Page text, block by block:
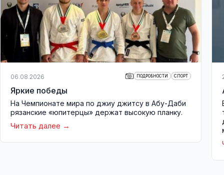
06.08.2026 ПОДРОБНОСТИ СПОРТ
Яркие победы
На Чемпионате мира по джиу джитсу в Абу-Даби
рязанские «юпитерцы» держат высокую планку.
Читать далее